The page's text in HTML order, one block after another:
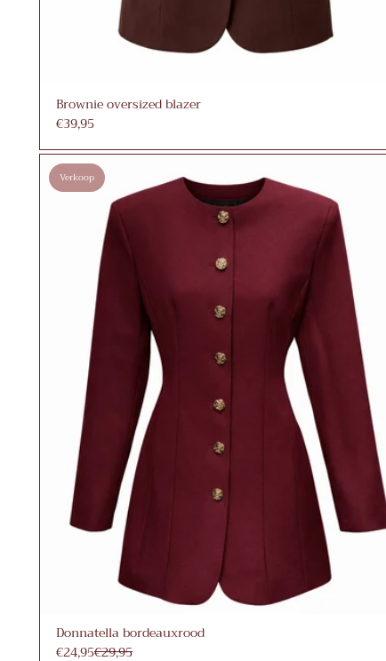
Brownie oversized blazer
€39,95
Verkoop
Donnatella bordeauxrood
€24,95€29,95